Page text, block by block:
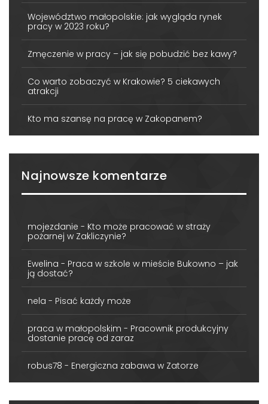
Województwo małopolskie: jak wygląda rynek
pracy w 2023 roku?
Zmęczenie w pracy – jak się pobudzić bez kawy?
Co warto zobaczyć w Krakowie? 5 ciekawych
atrakcji
Kto ma szansę na pracę w Zakopanem?
Najnowsze komentarze
mojezdanie - Kto może pracować w straży
pożarnej w Zakliczynie?
Ewelina - Praca w szkole w mieście Bukowno – jak
ją dostać?
nela - Pisać każdy może
praca w małopolskim - Pracownik produkcyjny
dostanie pracę od zaraz
robus78 - Energiczna zabawa w Zatorze